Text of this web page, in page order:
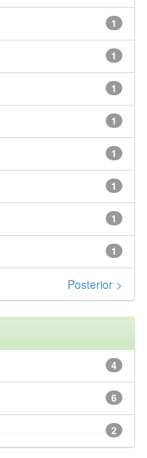
1
1
1
1
1
1
1
1
Posterior >
4
6
2